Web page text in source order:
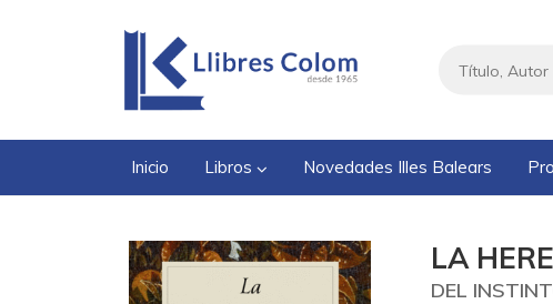
Inicio Libros Novedades Illes Balears
LA
DEL